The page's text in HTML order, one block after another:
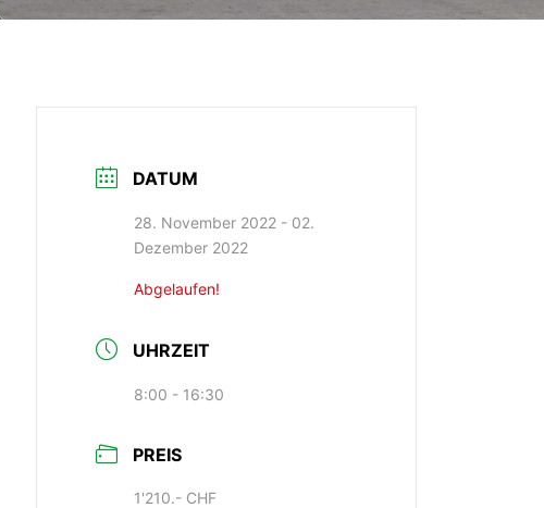
DATUM
28. November 2022 - 02.
Dezember 2022
Abgelaufen!
UHRZEIT
8:00 - 16:30
PREIS
1'210.- CHF